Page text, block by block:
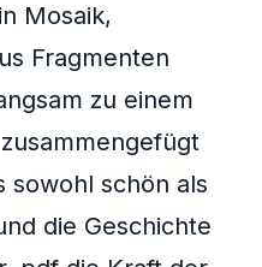
Mosaik,
Fragmenten
zu einem
sowohl schön als
die Geschichte